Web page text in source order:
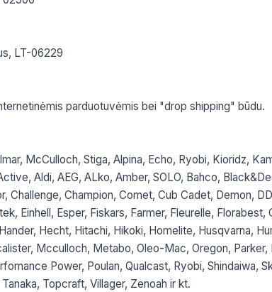
LT-06229
parduotuvėmis bei "drop shipping" būdu.
McCulloch, Stiga, Alpina, Echo, Ryobi, Kioridz,
Aldi, AEG, ALko, Amber, SOLO, Bahco,
Challenge, Champion, Comet, Cub Cadet, Demon,
Einhell, Esper, Fiskars, Farmer, Fleurelle, Florabest,
Hecht, Hitachi, Hikoki, Homelite, Husqvarna,
Mcculloch, Metabo, Oleo-Mac, Oregon, Parker,
Power, Poulan, Qualcast, Ryobi, Shindaiwa,
Topcraft, Villager, Zenoah ir kt.